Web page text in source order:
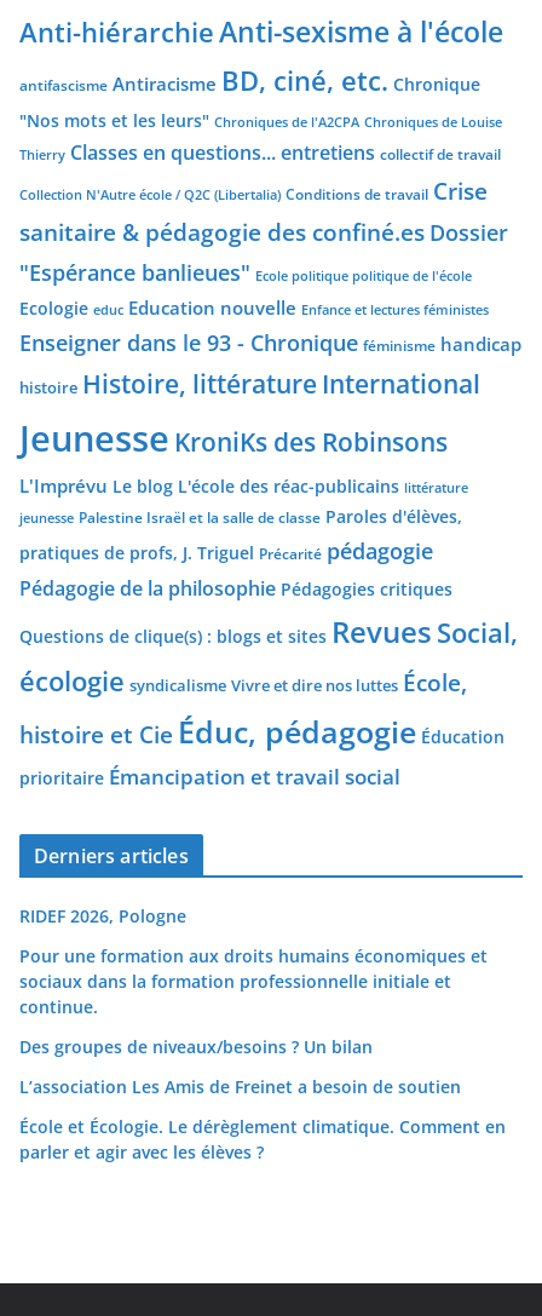
Anti-hiérarchieAnti-sexisme à l'école
antifascisme Antiracisme BD, ciné, etc. Chronique
"Nos mots et les leurs" Chroniques de l'A2CPA Chroniques de Louise
Thierry Classes en questions... entretiens collectif de travail
Collection N'Autre école / Q2C (Libertalia) Conditions de travail Crise
sanitaire & pédagogie des confiné.es Dossier
"Espérance banlieues" Ecole politique politique de l'école
Ecologie educ Education nouvelle Enfance et lectures féministes
Enseigner dans le 93 - Chronique féminisme handicap
histoire Histoire, littérature International
Jeunesse KroniKs des Robinsons
L'Imprévu Le blog L'école des réac-publicains littérature
jeunesse Palestine Israël et la salle de classe Paroles d'élèves,
pratiques de profs, J. Triguel Précarité pédagogie
Pédagogie de la philosophie Pédagogies critiques
Questions de clique(s) : blogs et sites RevuesSocial,
écologie syndicalisme Vivre et dire nos luttes École,
histoire et Cie Éduc, pédagogie Éducation
prioritaire Émancipation et travail social
Derniers articles
RIDEF 2026, Pologne
Pour une formation aux droits humains économiques et
sociaux dans la formation professionnelle initiale et
continue.
Des groupes de niveaux/besoins ? Un bilan
L’association Les Amis de Freinet a besoin de soutien
École et Écologie. Le dérèglement climatique. Comment en
parler et agir avec les élèves ?